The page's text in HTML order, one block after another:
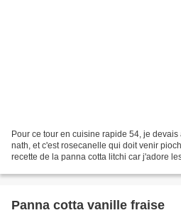
Pour ce tour en cuisine rapide 54, je
nath, et c'est rosecanelle qui doit venir
recette de la panna cotta litchi car j'adore
Panna cotta vanille fraise